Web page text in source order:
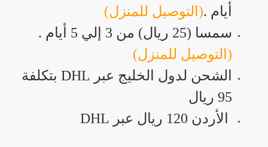
أيام .(التوصيل للمنزل)
سمسا (25 ريال) من 3 إلي 5 أيام .
(التوصيل للمنزل)
الشحن لدول الخليج عبر DHL بتكلفة
95 ريال
الأردن 120 ريال عبر DHL